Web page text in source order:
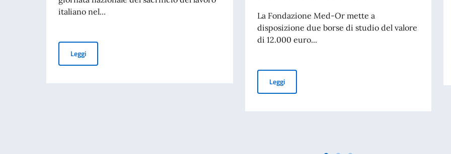
italiano nel...
LeggiGiornata nazionale del sacrificio del lavoro italiano nel mondo (8 agosto)
La Fondazione Med-Or mette a
disposizione due borse di studio del valore
di 12.000 euro...
LeggiBorse di Studio della Fondazione Med-Or per il Master